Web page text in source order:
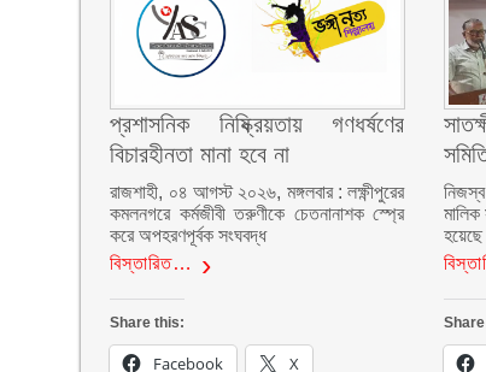
প্রশাসনিক নিষ্ক্রিয়তায় গণধর্ষণের
বিচারহীনতা মানা হবে না
রাজশাহী, ০৪ আগস্ট ২০২৬, মঙ্গলবার : লক্ষ্ণীপুরের
কমলনগরে কর্মজীবী তরুণীকে চেতনানাশক স্প্রে
করে অপহরণপূর্বক সংঘবদ্ধ
বিস্তারিত…
Share this:
Facebook X
নিজস্ব
মালিক